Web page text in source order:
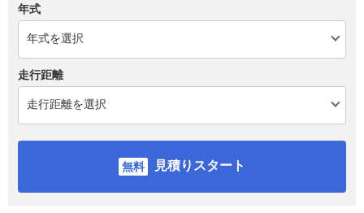
年式
走行距離
見積りスタート